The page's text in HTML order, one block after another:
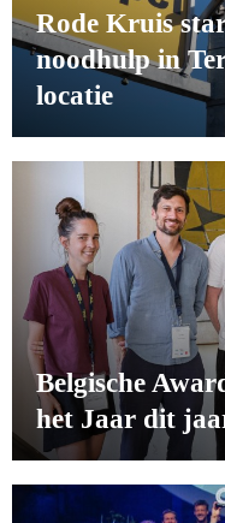
Rode Kruis
noodhulp in
locatie
Belgische
het Jaar dit